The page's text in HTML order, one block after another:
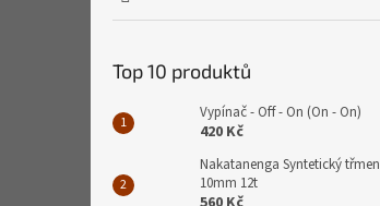
Top 10 produktů
Vypínač - Off - On (On - On)
420 Kč
Nakatanenga Syntetický třmen
10mm 12t